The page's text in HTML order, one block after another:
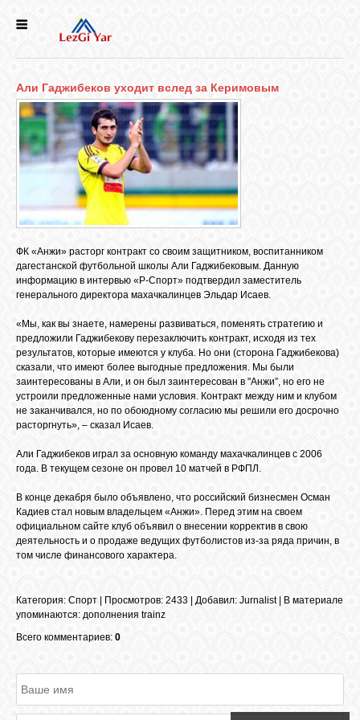
СЕЛА
ИСТОРИЯ
ФОРУМ
О САЙТЕ
ВИДЕО
САЙТЫ
Али Гаджибеков уходит вслед за Керимовым
ФК «Анжи» расторг контракт со своим защитником, воспитанником
дагестанской футбольной школы Али Гаджибековым. Данную
информацию в интервью «Р-Спорт» подтвердил заместитель
генерального директора махачкалинцев Эльдар Исаев.
«Мы, как вы знаете, намерены развиваться, поменять стратегию и
предложили Гаджибекову перезаключить контракт, исходя из тех
результатов, которые имеются у клуба. Но они (сторона Гаджибекова)
сказали, что имеют более выгодные предложения. Мы были
заинтересованы в Али, и он был заинтересован в "Анжи”, но его не
устроили предложенные нами условия. Контракт между ним и клубом
не заканчивался, но по обоюдному согласию мы решили его досрочно
расторгнуть», – сказал Исаев.
Али Гаджибеков играл за основную команду махачкалинцев с 2006
года. В текущем сезоне он провел 10 матчей в РФПЛ.
В конце декабря было объявлено, что российский бизнесмен Осман
Кадиев стал новым владельцем «Анжи». Перед этим на своем
официальном сайте клуб объявил о внесении корректив в свою
деятельность и о продаже ведущих футболистов из-за ряда причин, в
том числе финансового характера.
Категория: Спорт Просмотров: 2433 | Добавил: Jurnalist|
В материале
упоминаются: дополнения trainz
Всего комментариев: 0